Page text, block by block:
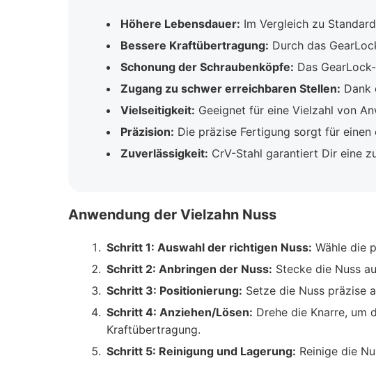
Höhere Lebensdauer: Im Vergleich zu
Bessere Kraftübertragung: Durch das
Schonung der Schraubenköpfe: Das
Zugang zu schwer erreichbaren Stellen: Dank
Vielseitigkeit: Geeignet für eine Vielzahl von
Präzision: Die präzise Fertigung sorgt für
Zuverlässigkeit: CrV-Stahl garantiert Dir eine
Anwendung der Vielzahn Nuss
Schritt 1: Auswahl der richtigen Nuss: Wähle die
Schritt 2: Anbringen der Nuss: Stecke die Nuss
Schritt 3: Positionierung: Setze die Nuss präzise
Schritt 4: Anziehen/Lösen: Drehe die Knarre, um
Kraftübertragung.
Schritt 5: Reinigung und Lagerung: Reinige die